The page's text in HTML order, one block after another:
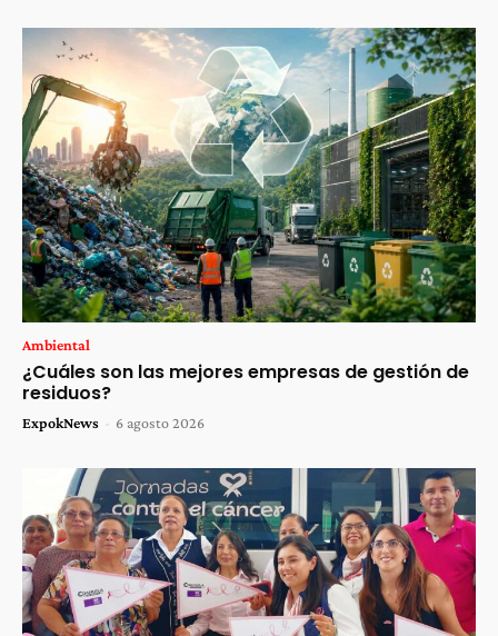
Ambiental
¿Cuáles son las mejores empresas de gestión de
residuos?
ExpokNews - 6 agosto 2026